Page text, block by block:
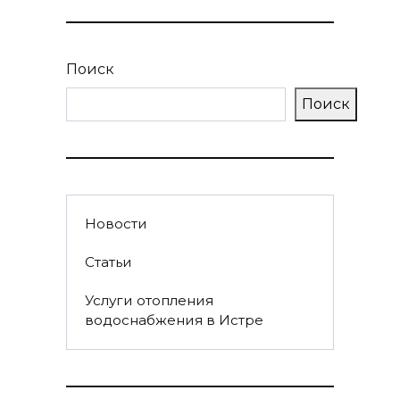
Поиск
Поиск
Новости
Статьи
Услуги отопления
водоснабжения в Истре